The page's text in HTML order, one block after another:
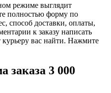
режиме выглядит
полностью форму по
способ доставки, оплаты,
к заказу написать
вас найти. Нажмите
заказа 3 000